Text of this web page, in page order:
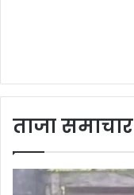
ताजा समाचार